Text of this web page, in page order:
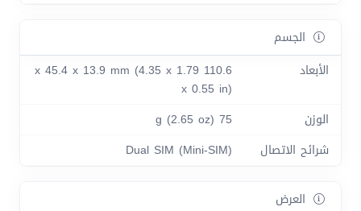
الجسم
الأبعاد
110.6 x 45.4 x 13.9 mm (4.35 x 1.79
x 0.55 in)
الوزن
75 g (2.65 oz)
شرائح الاتصال
Dual SIM (Mini-SIM)
العرض